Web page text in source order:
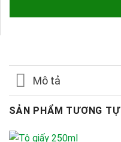
Mô tả
SẢN PHẨM TƯƠNG TỰ